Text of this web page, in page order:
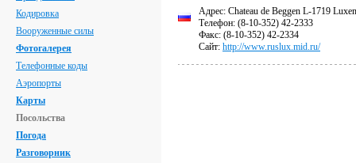
Кодировка
Вооруженные силы
Фотогалерея
Телефонные коды
Аэропорты
Карты
Посольства
Погода
Разговорник
Адрес: Chateau de Beggen L-1719
Телефон: (8-10-352) 42-2333
Факс: (8-10-352) 42-2334
Сайт: http://www.ruslux.mid.ru/